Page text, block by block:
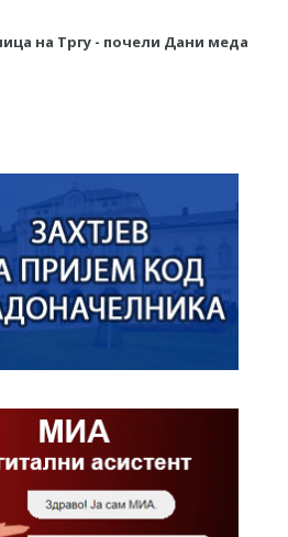
на Тргу - почели Дани меда